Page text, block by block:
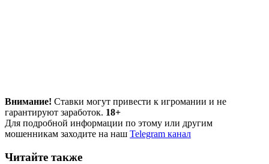
Внимание! Ставки могут привести к игромании и не
гарантируют заработок. 18+
Для подробной информации по этому или другим
мошенникам заходите на наш Telegram канал
Читайте также